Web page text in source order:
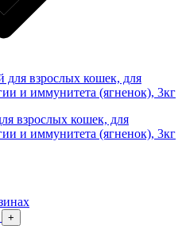
взрослых кошек, для
и иммунитета (ягненок), 3кг
+